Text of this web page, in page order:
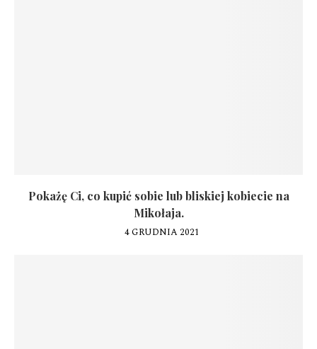
Pokażę Ci, co kupić sobie lub bliskiej kobiecie na
Mikołaja.
4 GRUDNIA 2021